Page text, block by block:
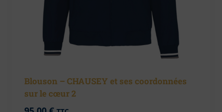
Blouson – CHAUSEY et ses coordonnées
sur le cœur 2